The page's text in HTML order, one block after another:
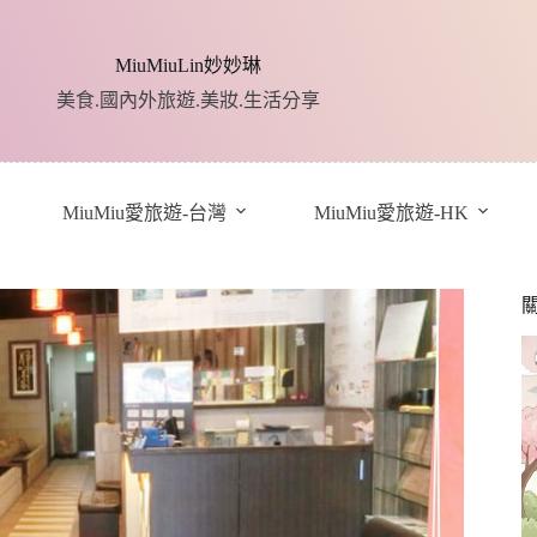
MiuMiuLin妙妙琳
美食.國內外旅遊.美妝.生活分享
MiuMiu愛旅遊-台灣 MiuMiu愛旅遊-HK